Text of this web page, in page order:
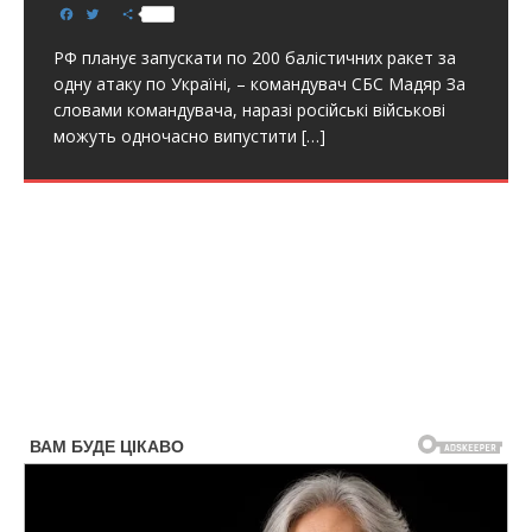
РФ, включая Сызранский и Ярославский НПЗ.
e
b
o
o
k
t
t
e
r
S
h
r
e
РФ планує запускати по 200 балістичних ракет за
одну атаку по Україні, – командувач СБС Мадяр За
словами командувача, наразі російські військові
можуть одночасно випустити […]